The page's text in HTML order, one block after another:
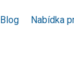
Blog Nabídka